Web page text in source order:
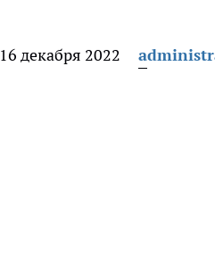
16 декабря 2022